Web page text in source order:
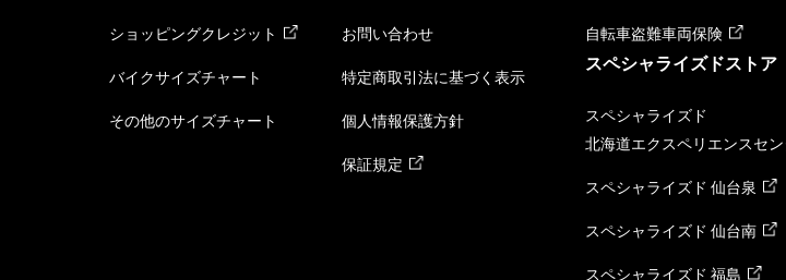
ショッピングクレジット
バイクサイズチャート
その他のサイズチャート
お問い合わせ
特定商取引法に基づく表示
個人情報保護方針
保証規定
自転車盗難車両保険
スペシャライズドストア
スペシャライズド
北海道エクスペリエンスセン
スペシャライズド 仙台泉
スペシャライズド 仙台南
スペシャライズド 福島